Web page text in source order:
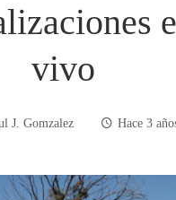
vivo
J. Gomzalez Hace 3